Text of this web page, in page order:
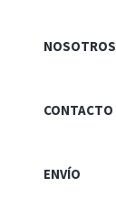
NOSOTROS
CONTACTO
ENVÍO